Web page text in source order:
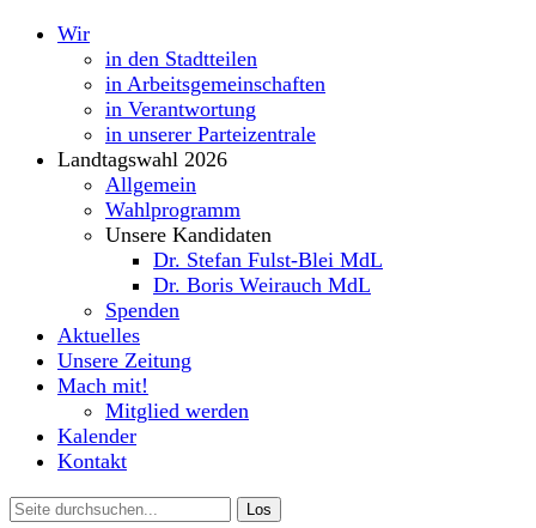
Wir
in den Stadtteilen
in Arbeitsgemeinschaften
in Verantwortung
in unserer Parteizentrale
Landtagswahl 2026
Allgemein
Wahlprogramm
Unsere Kandidaten
Dr. Stefan Fulst-Blei MdL
Dr. Boris Weirauch MdL
Spenden
Aktuelles
Unsere Zeitung
Mach mit!
Mitglied werden
Kalender
Kontakt